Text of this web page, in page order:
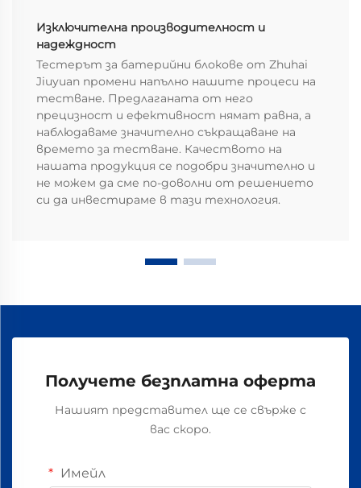
Изключителна производителност и
надеждност
Тестерът за батерийни блокове от Zhuhai
Jiuyuan промени напълно нашите процеси на
тестване. Предлаганата от него
прецизност и ефективност нямат равна, а
наблюдаваме значително съкращаване на
времето за тестване. Качеството на
нашата продукция се подобри значително и
не можем да сме по-доволни от решението
си да инвестираме в тази технология.
Получете безплатна оферта
Нашият представител ще се свърже с
вас скоро.
Имейл